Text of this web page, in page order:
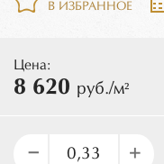
В ИЗБРАННОЕ
Цена:
8 620 руб./м²
– +